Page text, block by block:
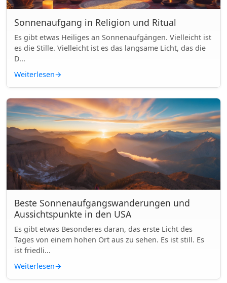
Sonnenaufgang in Religion und Ritual
Es gibt etwas Heiliges an Sonnenaufgängen. Vielleicht ist
es die Stille. Vielleicht ist es das langsame Licht, das die
D...
Weiterlesen→
Beste Sonnenaufgangswanderungen und
Aussichtspunkte in den USA
Es gibt etwas Besonderes daran, das erste Licht des
Tages von einem hohen Ort aus zu sehen. Es ist still. Es
ist friedli...
Weiterlesen→